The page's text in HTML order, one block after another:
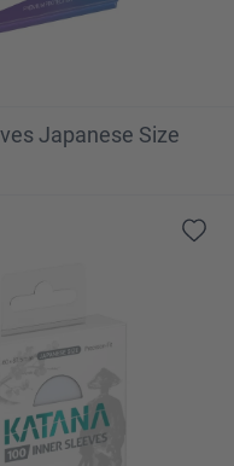
Japanese Size